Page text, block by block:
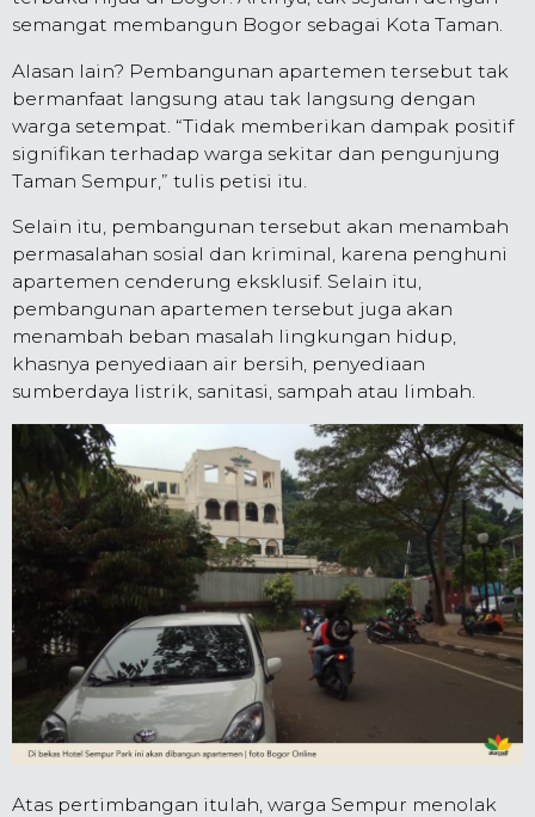
semangat membangun Bogor sebagai Kota Taman.
Alasan lain? Pembangunan apartemen tersebut tak
bermanfaat langsung atau tak langsung dengan
warga setempat. “Tidak memberikan dampak positif
signifikan terhadap warga sekitar dan pengunjung
Taman Sempur,” tulis petisi itu.
Selain itu, pembangunan tersebut akan menambah
permasalahan sosial dan kriminal, karena penghuni
apartemen cenderung eksklusif. Selain itu,
pembangunan apartemen tersebut juga akan
menambah beban masalah lingkungan hidup,
khasnya penyediaan air bersih, penyediaan
sumberdaya listrik, sanitasi, sampah atau limbah.
Atas pertimbangan itulah, warga Sempur menolak